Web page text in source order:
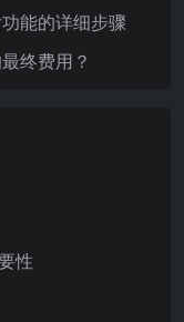
能的详细步骤
终费用？
性